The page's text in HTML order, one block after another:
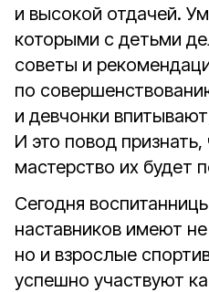
и высокой отдачей.
которыми с детьми
советы и
по
и девчонки
И это повод
мастерство их будет
Сегодня
наставников имеют
но и взрослые
успешно участвуют